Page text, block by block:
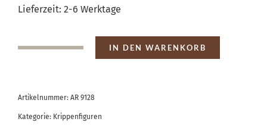
€ 35,91.
Lieferzeit: 2-6 Werktage
Flöte
sitzend
IN DEN WARENKORB
Artikelnummer: AR 9128
Kategorie: Krippenfiguren